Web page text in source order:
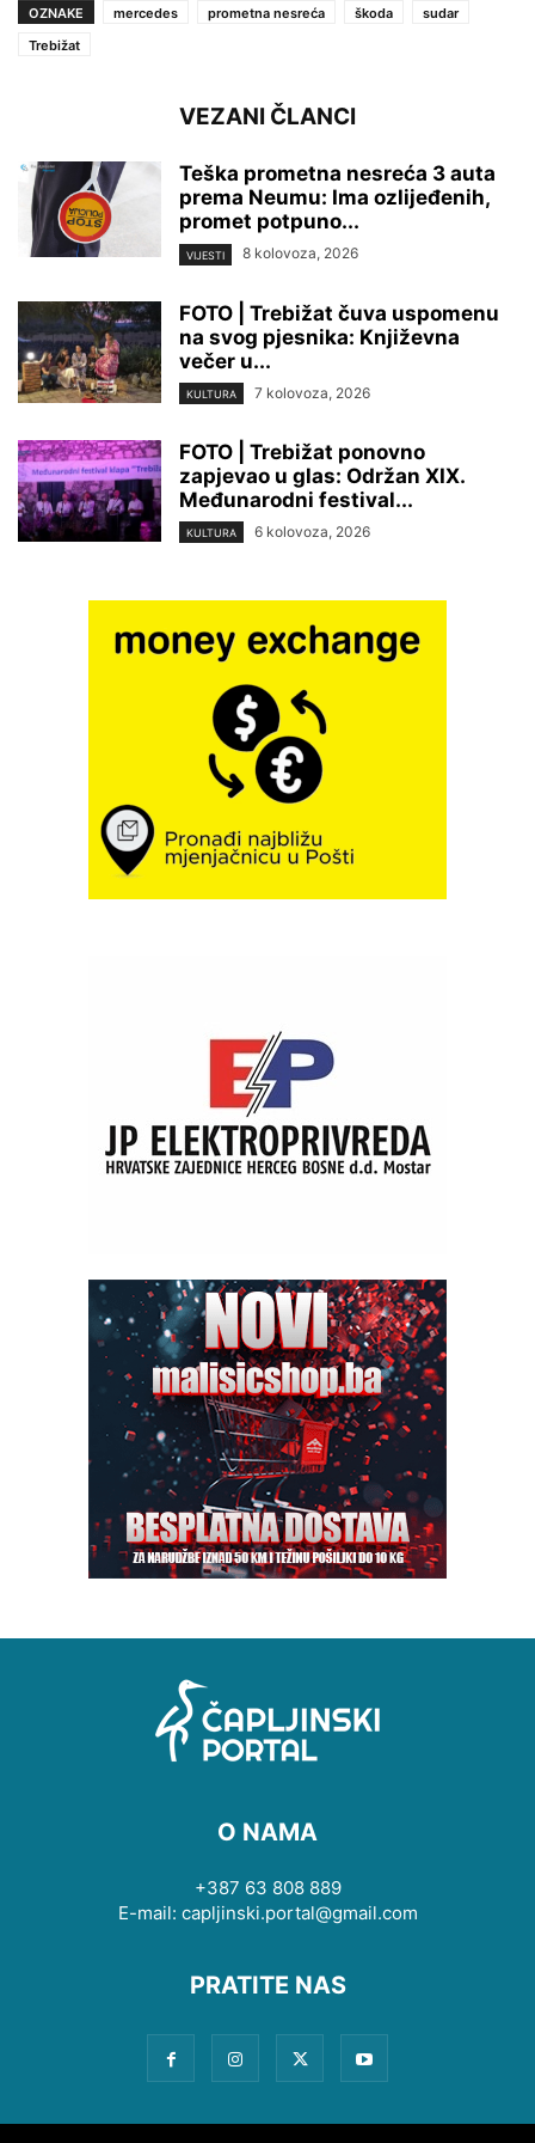
OZNAKE
mercedes prometna nesreća škoda
sudar
Trebižat
VEZANI ČLANCI
Teška prometna nesreća 3 auta
prema Neumu: Ima ozlijeđenih,
promet potpuno...
VIJESTI 8 kolovoza, 2026
FOTO | Trebižat čuva uspomenu
na svog pjesnika: Književna
večer u...
KULTURA 7 kolovoza, 2026
FOTO | Trebižat ponovno
zapjevao u glas: Održan XIX.
Međunarodni festival...
KULTURA 6 kolovoza, 2026
O NAMA
+387 63 808 889
E-mail: capljinski.portal@gmail.com
PRATITE NAS